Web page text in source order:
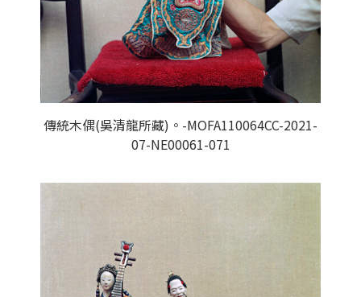
傳統木偶(吳清龍所藏)。-MOFA110064CC-2021-
07-NE00061-071